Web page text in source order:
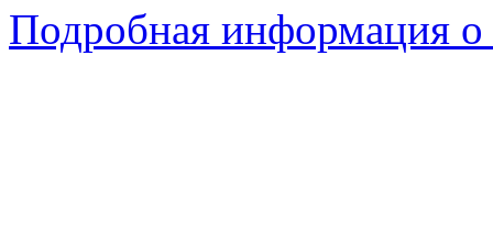
Подробная информация о